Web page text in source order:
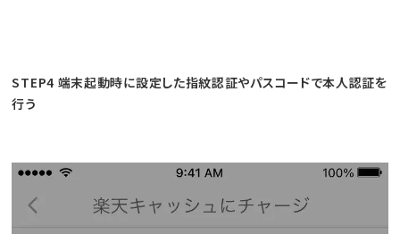
STEP4 端末起動時に設定した指紋認証やパスコードで本人認証を
行う